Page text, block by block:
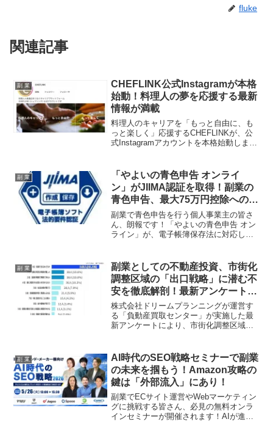
fluke
関連記事
副 業
CHEFLINK公式Instagramが本格
始動！料理人の夢を応援する最新
情報が満載
料理人のキャリアを「もっと自由に、も
っと楽しく」応援するCHEFLINKが、公
式Instagramアカウントを本格始動しまし
ど、料理人のキャリア形成に欠かせない
実践的な情報が続々発信されます。新た
な知識や仲間、そして挑戦との出会いを
求める料理人ファン必見のコンテンツが
満載です！
副 業
「やよいの青色申告 オンライ
ン」がJIIMA認証を取得！副業の
青色申告、最大75万円控除への道
が開ける！
副業で青色申告を行う個人事業主の皆さ
ん、朗報です！「やよいの青色申告 オン
ライン」が、電子帳簿保存法に対応した
がさらに安心・確実になり、将来的な青
色申告特別控除75万円の適用にもつなが
る可能性が高まります。
副 業
副業としての不動産投資、市街化
調整区域の「出口戦略」に潜む不
安を徹底解剖！最新アンケートで
賢い選択を応援
株式会社ドリームプランニングが運営す
る「負動産買取センター」が実施した最
新アンケートにより、市街化調整区域の
なりました。副業として不動産投資を検
討するファンが知っておくべき、複雑な
規制や相談先の課題を深掘りし、賢い不
動産活用を応援します。
副 業
AI時代のSEO戦略セミナーで副業
の未来を掴もう！Amazon攻略の
鍵は「外部流入」にあり！
副業でECサイト運営やWebマーケティン
グに挑戦する皆さん、必見の無料オンラ
インセミナーが開催されます！AIが進化